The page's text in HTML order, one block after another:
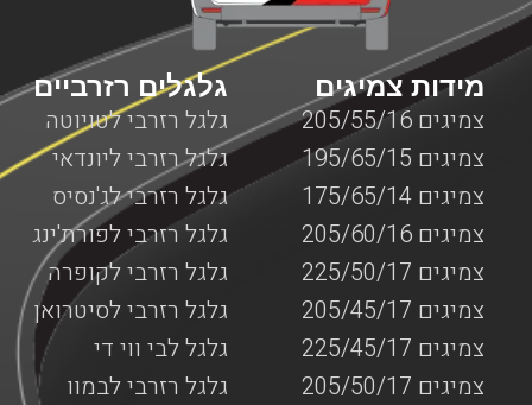
גלגלים רזרביים
גלגל רזרבי לטויוטה
גלגל רזרבי ליונדאי
גלגל רזרבי לג'נסיס
גלגל רזרבי לפורת'ינג
גלגל רזרבי לקופרה
גלגל רזרבי לסיטרואן
גלגל לבי ווי די
גלגל רזרבי לבמוו
מידות צמיגים
צמיגים 205/55/16
צמיגים 195/65/15
צמיגים 175/65/14
צמיגים 205/60/16
צמיגים 225/50/17
צמיגים 205/45/17
צמיגים 225/45/17
צמיגים 205/50/17